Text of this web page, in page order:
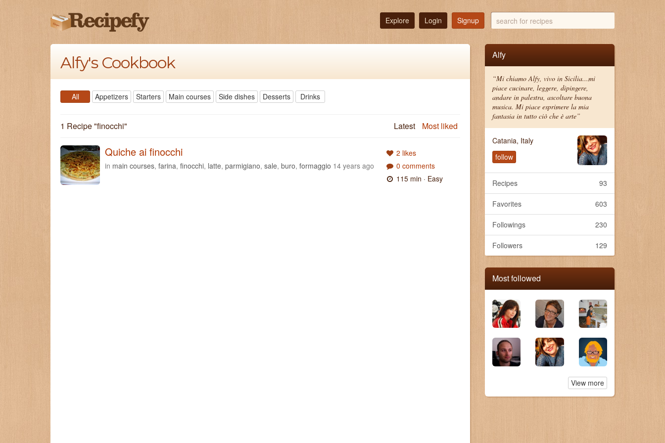
Explore Login Signup
search
for
recipes
Alfy's Cookbook
All Appetizers Starters Main courses Side dishes Desserts Drinks
1 Recipe "finocchi" Latest Most liked
Quiche ai finocchi
in main courses, farina, finocchi, latte, parmigiano, sale, buro, formaggio 14 years ago
2 likes
0 comments
115 min · Easy
Alfy
“Mi chiamo Alfy, vivo in Sicilia...mi
piace cucinare, leggere, dipingere,
andare in palestra, ascoltare buona
musica. Mi piace esprimere la mia
fantasia in tutto ciò che è arte”
Catania, Italy
follow
93
Recipes
603
Favorites
230
Followings
129
Followers
Most followed
View more